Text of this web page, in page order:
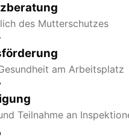
des Mutterschutzes
am Arbeitsplatz
Teilnahme an